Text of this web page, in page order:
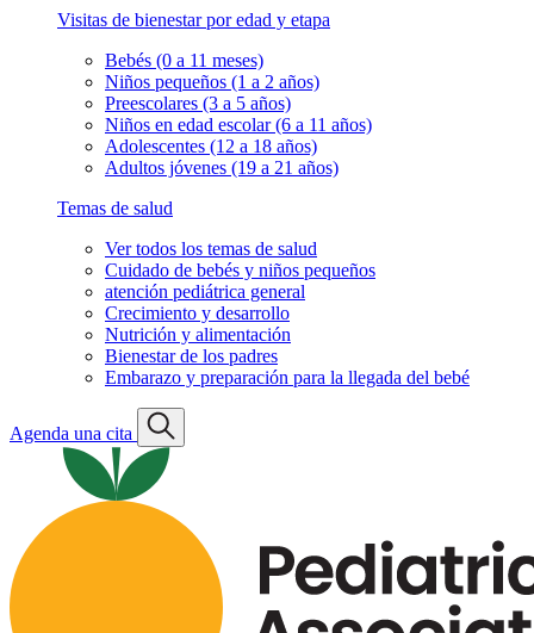
Visitas de bienestar por edad y etapa
Bebés (0 a 11 meses)
Niños pequeños (1 a 2 años)
Preescolares (3 a 5 años)
Niños en edad escolar (6 a 11 años)
Adolescentes (12 a 18 años)
Adultos jóvenes (19 a 21 años)
Temas de salud
Ver todos los temas de salud
Cuidado de bebés y niños pequeños
atención pediátrica general
Crecimiento y desarrollo
Nutrición y alimentación
Bienestar de los padres
Embarazo y preparación para la llegada del bebé
Agenda una cita